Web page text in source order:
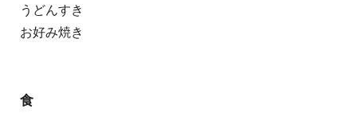
うどんすき
お好み焼き
食